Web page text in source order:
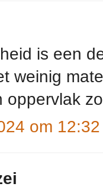
is een
weinig
oppervlak
om 12:32